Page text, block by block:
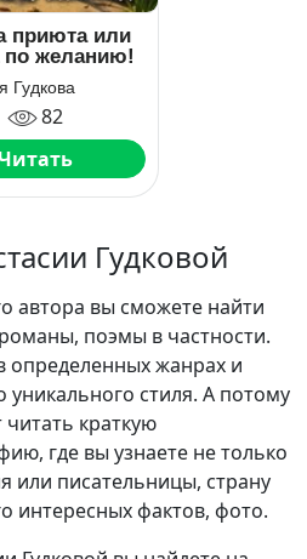
приюта или
желанию!
Гудкова
82
Гудковой
автора вы сможете найти
поэмы в частности.
определенных жанрах и
уникального стиля. А потому
краткую
где вы узнаете не только
или писательницы, страну
интересных фактов, фото.